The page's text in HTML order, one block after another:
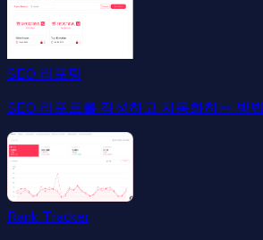
SEO 리포팅
SEO 리포트를 작성하고 자동화하는 방
Rank Tracker